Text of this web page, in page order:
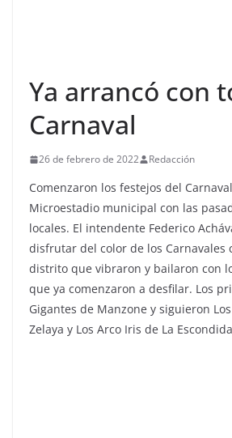
Ya arrancó con
Carnaval
26 de febrero de 2022 Redacción
Comenzaron los festejos del
Microestadio municipal con las
locales. El intendente Federico
disfrutar del color de los Carnavales
distrito que vibraron y bailaron con
que ya comenzaron a desfilar. Los
Gigantes de Manzone y siguieron
Zelaya y Los Arco Iris de La